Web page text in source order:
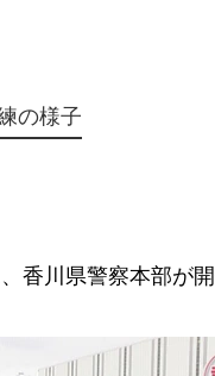
の様子
香川県警察本部が開